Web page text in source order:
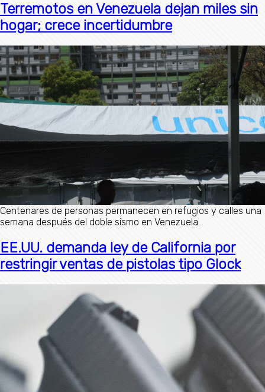
Terremotos en Venezuela dejan miles sin
hogar; crece incertidumbre
Centenares de personas permanecen en refugios y calles una
semana después del doble sismo en Venezuela.
EE.UU. demanda ley de California por
restringir ventas de pistolas tipo Glock